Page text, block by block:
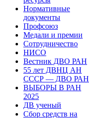
Нормативные
документы
Профсоюз
Медали и премии
Сотрудничество
НИСО
Вестник ДВО РАН
55 лет ДВНЦ АН
СССР — ДВО РАН
ВЫБОРЫ В РАН
2025
ДВ ученый
Сбор средств на